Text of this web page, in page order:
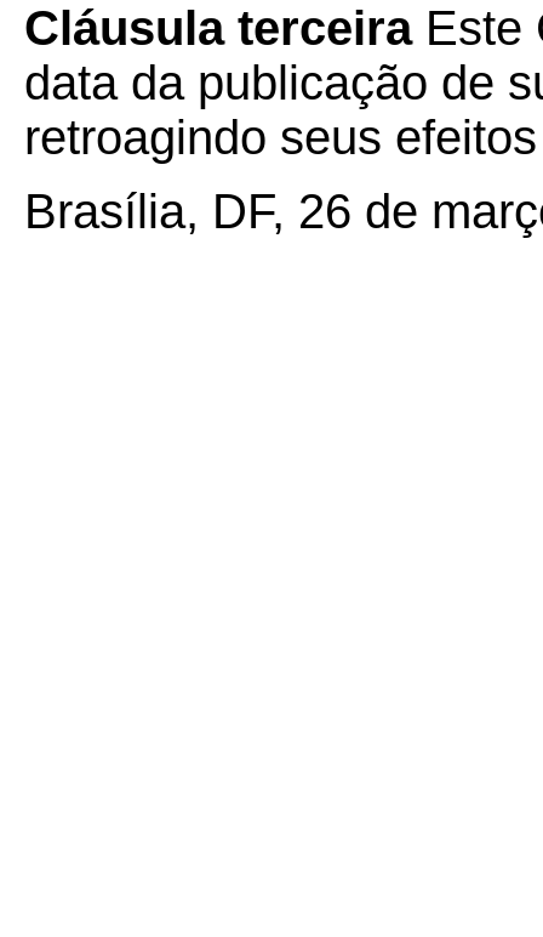
Cláusula terceira Este
data da publicação de
retroagindo seus
Brasília, DF, 26 de